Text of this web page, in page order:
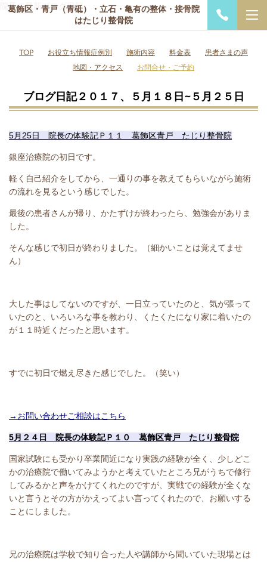
院長の最新ブログ日記
葛飾区・青戸（青砥）・立石・亀有の整体・接骨院
はたじり整骨院
TOP お役立ち情報症例別 施術内容 料金表
患者さまの声
地図・アクセス
お問合せ・ご予約
ブログ日記２０１７、５月１８日~５月２５日
5月25日 院長の体験記Ｐ１１ 葛飾区青戸 たじり整骨院
銀座治療院の初日です。
軽く自己紹介をしてから、一通りの事を教えてもらいながら施術
の流れを見るという感じでした。
最後の患者さんが帰り、かたずけが終わったら、勉強会がありま
した。
そんな感じで初日が終わりました。（細かいことは覚えてませ
ん）
大した事はしてないのですが、一日立っていたのと、気が張って
いたのと、いろいろな事を教わり、くたくたになり家に着いたの
が１１時近くだったと思います。
すでに初日で燃え尽きた感じでした。（笑い）
→お問い合わせご相談はこちら
5月２４日 院長の体験記Ｐ１０ 葛飾区青戸 たじり整骨院
国家試験にも受かり卒業間近になり実践の経験が全く、少しどこ
かの治療院で働いてみようかと考えていたところ兄がうちで修行
してみるかと声をかけてくれたのですが、実戦での経験が全くな
いと言うとその方がかえってよい言ってくれたので、お願いする
ことにしました。
兄の治療院は学校で知り合った人や講師から聞いていた現場とは